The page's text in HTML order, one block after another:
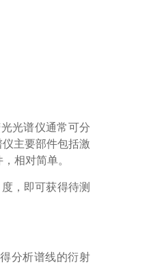
光谱仪通常可分
主要部件包括激
相对简单。
，即可获得待测
分析谱线的衍射